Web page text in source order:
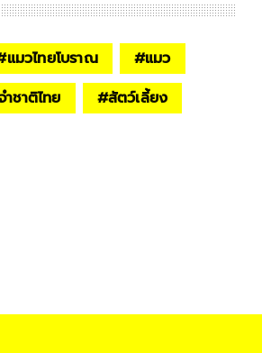
แมวไทยโบราณ #แมว
ชาติไทย #สัตว์เลี้ยง